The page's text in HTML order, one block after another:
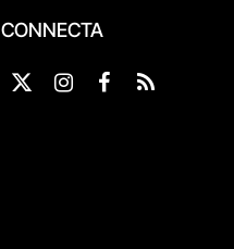
CONNECTA
X
Instagram
Facebook
RSS